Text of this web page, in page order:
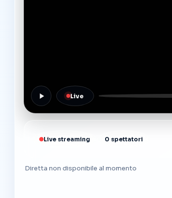
Live
Live streaming 0 spettatori
Diretta non disponibile al momento